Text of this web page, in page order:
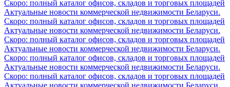
Скоро: полный каталог офисов, складов и торговых площадей
Актуальные новости коммерческой недвижимости Беларуси.
Скоро: полный каталог офисов, складов и торговых площадей
Актуальные новости коммерческой недвижимости Беларуси.
Скоро: полный каталог офисов, складов и торговых площадей
Актуальные новости коммерческой недвижимости Беларуси.
Скоро: полный каталог офисов, складов и торговых площадей
Актуальные новости коммерческой недвижимости Беларуси.
Скоро: полный каталог офисов, складов и торговых площадей
Актуальные новости коммерческой недвижимости Беларуси.